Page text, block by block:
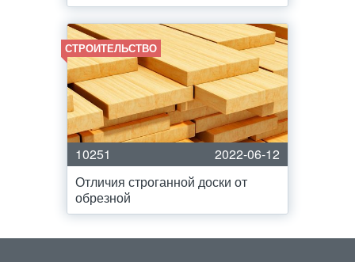
СТРОИТЕЛЬСТВО
10251
2022-06-12
Отличия строганной доски от
обрезной